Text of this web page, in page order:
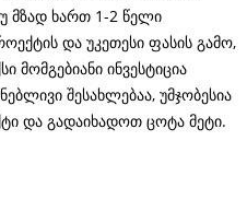
მზად ხართ 1-2 წელი
და უკეთესი ფასის გამო,
მომგებიანი ინვესტიცია
შესახლებაა, უმჯობესია
და გადაიხადოთ ცოტა მეტი.